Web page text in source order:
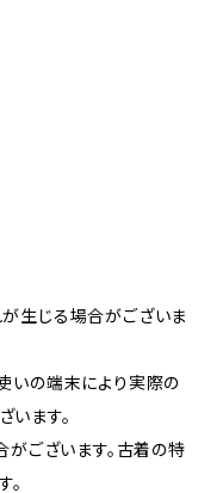
生じる場合がございま
いの端末により実際の
ます。
ございます。古着の特
。